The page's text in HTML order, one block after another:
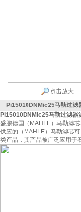
点击放大
Pi15010DNMic25马勒过滤
Pi15010DNMic25马勒过滤器
盛鹏德国（MAHLE）马勒滤
供应的（MAHLE）马勒滤芯
类产品，其产品被广泛应用于